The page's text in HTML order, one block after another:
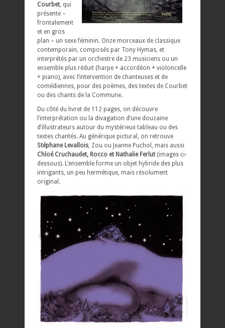
Courbet , qui
présente –
frontalement
et en gros
plan – un sexe féminin. Onze morceaux de classique
contemporain, composés par Tony Hymas, et
interprétés par un orchestre de 23 musiciens ou un
ensemble plus réduit (harpe + accordéon + violoncelle
+ piano), avec l’intervention de chanteuses et de
comédiennes, pour des poèmes, des textes de Courbet
ou des chants de la Commune.
Du côté du livret de 112 pages, on découvre
l’interprétation ou la divagation d’une douzaine
d’illustrateurs autour du mystérieux tableau ou des
textes chantés. Au générique pictural, on retrouve
Stéphane Levallois , Zou ou Jeanne Puchol, mais aussi
Chloé Cruchaudet, Rocco et Nathalie Ferlut (images ci-
dessous). L’ensemble forme un objet hybride des plus
intrigants, un peu hermétique, mais résolument
original.